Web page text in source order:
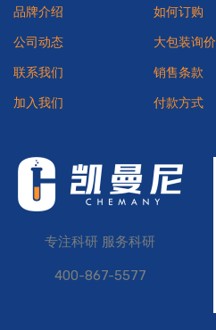
品牌介绍
公司动态
联系我们
加入我们
如何订购
大包装询价
销售条款
付款方式
专注科研 服务科研
400-867-5577